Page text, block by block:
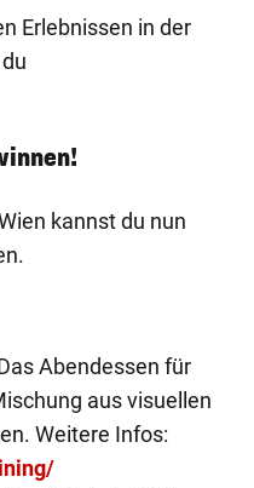
Erlebnissen in der
kannst du nun
Abendessen für
aus visuellen
Weitere Infos: